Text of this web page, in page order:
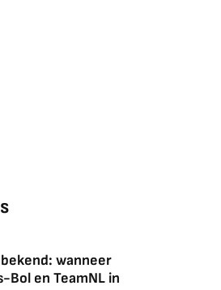
wanneer
Bol en TeamNL in